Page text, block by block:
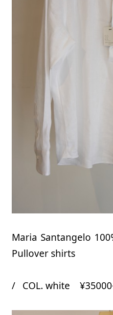
Maria Santangelo
Pullover shirts
/ COL. white